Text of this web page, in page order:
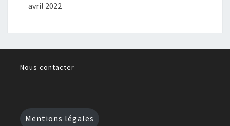
avril 2022
Nous contacter
Mentions légales